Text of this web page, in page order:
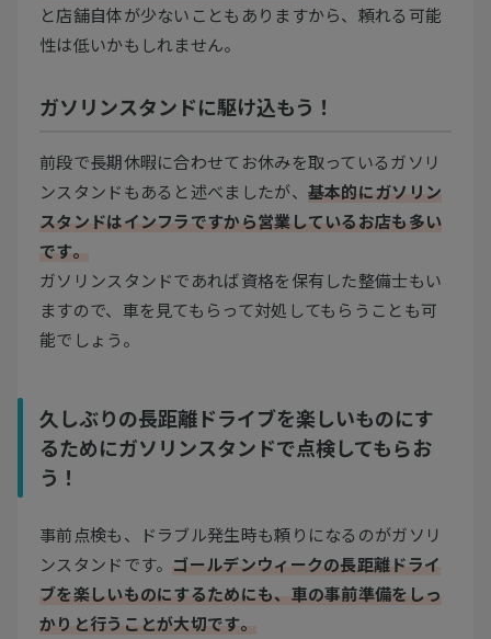
と店舗自体が少ないこともありますから、頼れる可能
性は低いかもしれません。
ガソリンスタンドに駆け込もう！
前段で長期休暇に合わせてお休みを取っているガソリ
ンスタンドもあると述べましたが、 基本的にガソリン
スタンドはインフラですから営業しているお店も多い
です。
ガソリンスタンドであれば資格を保有した整備士もい
ますので、車を見てもらって対処してもらうことも可
能でしょう。
久しぶりの長距離ドライブを楽しいものにす
るためにガソリンスタンドで点検してもらお
う！
事前点検も、ドラブル発生時も頼りになるのがガソリ
ンスタンドです。 ゴールデンウィークの長距離ドライ
ブを楽しいものにするためにも、車の事前準備をしっ
かりと行うことが大切です。